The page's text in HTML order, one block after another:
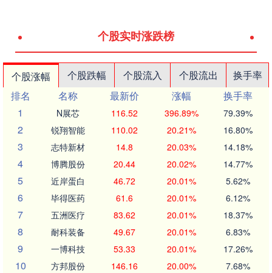
个股实时涨跌榜
个股涨幅 个股跌幅 个股流入 个股流出
换手率
排名
名称 最新价 涨幅
换手率
1
N展芯 116.52 396.89% 79.39%
2 锐翔智能 110.02 20.21% 16.80%
3 志特新材 14.8 20.03% 14.18%
4 博腾股份 20.44 20.02% 14.77%
5 近岸蛋白 46.72 20.01% 5.62%
6 毕得医药 61.6 20.01% 6.12%
7 五洲医疗 83.62 20.01% 18.37%
8 耐科装备 49.67 20.01% 6.83%
9 一博科技 53.33 20.01% 17.26%
10 方邦股份 146.16 20.00% 7.68%